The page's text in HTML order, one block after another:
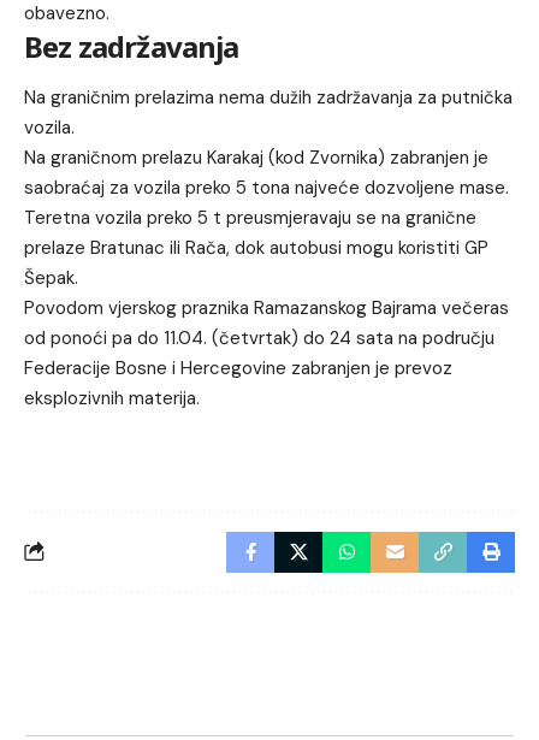
obavezno.
Bez zadržavanja
Na graničnim prelazima nema dužih zadržavanja za putnička
vozila.
Na graničnom prelazu Karakaj (kod Zvornika) zabranjen je
saobraćaj za vozila preko 5 tona najveće dozvoljene mase.
Teretna vozila preko 5 t preusmjeravaju se na granične
prelaze Bratunac ili Rača, dok autobusi mogu koristiti GP
Šepak.
Povodom vjerskog praznika Ramazanskog Bajrama večeras
od ponoći pa do 11.04. (četvrtak) do 24 sata na području
Federacije Bosne i Hercegovine zabranjen je prevoz
eksplozivnih materija.